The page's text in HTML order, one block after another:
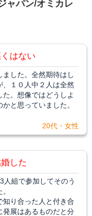
ャパン/オミカレ
はない
した。全然期待はし
、１０人中２人は全然
。想像ではどうしよ
と思っていました。
20代・女性
した
人組で参加してそのう
知り合った人と付き合
発展はあるものだと分